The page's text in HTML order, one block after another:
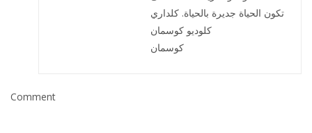
تكون الحياة جديرة بالحياة. كلداري
كلوديو كوسمان
كوسمان
Comment